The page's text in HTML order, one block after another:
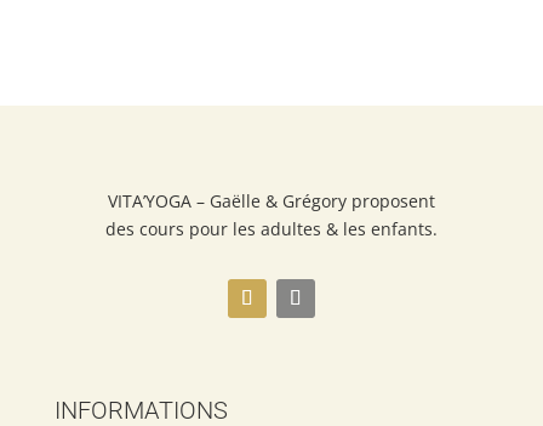
VITA’YOGA – Gaëlle & Grégory proposent
des cours pour les adultes & les enfants.
INFORMATIONS